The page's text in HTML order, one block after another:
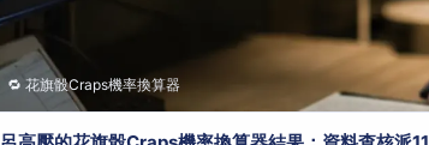
🔁 花旗骰Craps機率換算器